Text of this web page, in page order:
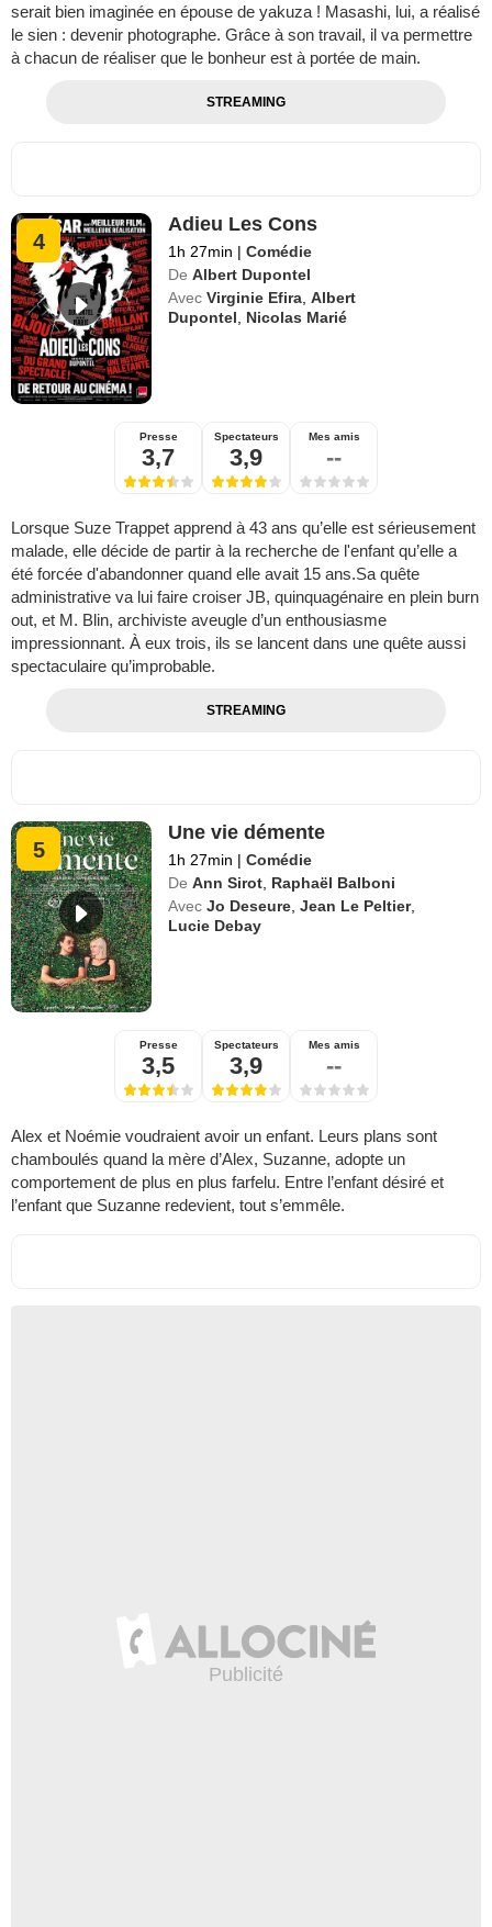
serait bien imaginée en épouse de yakuza ! Masashi, lui, a réalisé
le sien : devenir photographe. Grâce à son travail, il va permettre
à chacun de réaliser que le bonheur est à portée de main.
STREAMING
4
Adieu Les Cons
1h 27min | Comédie
De Albert Dupontel
Avec Virginie Efira ,Albert
Dupontel
Nicolas Marié
Presse
3,7
Spectateurs
3,9
Mes amis
--
Lorsque Suze Trappet apprend à 43 ans qu’elle est sérieusement
malade, elle décide de partir à la recherche de l'enfant qu’elle a
été forcée d'abandonner quand elle avait 15 ans.Sa quête
administrative va lui faire croiser JB, quinquagénaire en plein burn
out, et M. Blin, archiviste aveugle d’un enthousiasme
impressionnant. À eux trois, ils se lancent dans une quête aussi
spectaculaire qu’improbable.
STREAMING
5
Une vie démente
1h 27min | Comédie
De Ann Sirot Raphaël Balboni
Avec Jo Deseure ,Jean Le Peltier,
Lucie Debay
Presse
3,5
Spectateurs
3,9
Mes amis
--
Alex et Noémie voudraient avoir un enfant. Leurs plans sont
chamboulés quand la mère d’Alex, Suzanne, adopte un
comportement de plus en plus farfelu. Entre l’enfant désiré et
l’enfant que Suzanne redevient, tout s’emmêle.